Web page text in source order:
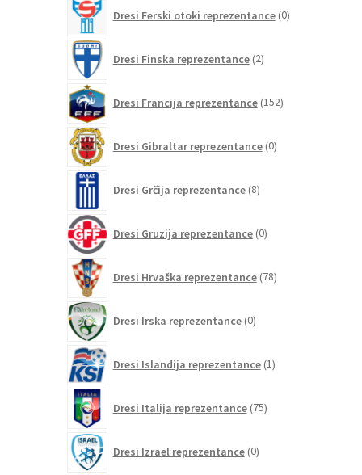
Dresi Ferski otoki reprezentance 0izdelkov
Dresi Finska reprezentance 2izdelka
Dresi Francija reprezentance 152izdelkov
Dresi Gibraltar reprezentance 0izdelkov
Dresi Grčija reprezentance 8izdelkov
Dresi Gruzija reprezentance 0izdelkov
Dresi Hrvaška reprezentance 78izdelkov
Dresi Irska reprezentance 0izdelkov
Dresi Islandija reprezentance 1izdelek
Dresi Italija reprezentance 75izdelkov
Dresi Izrael reprezentance 0izdelkov